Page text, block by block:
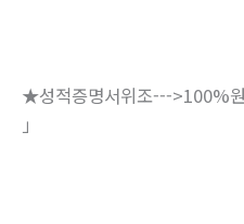
★성적증명서위조--->100%
」